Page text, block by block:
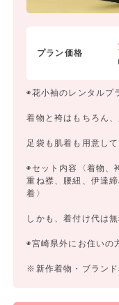
プラン価格
◉花小袖のレンタルプ
着物と袴はもちろん
足袋も肌着も用意し
◉セット内容〈着物、
重ね襟、腰紐、伊達
着〉
しかも、着付け代は無
◉宮崎県外にお住いの
※新作着物・ブランド